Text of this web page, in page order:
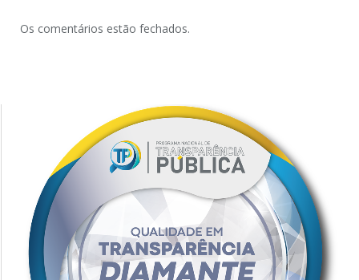
Os comentários estão fechados.